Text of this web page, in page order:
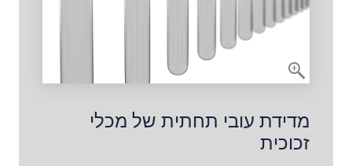
מדידת עובי תחתית של מכלי
זכוכית